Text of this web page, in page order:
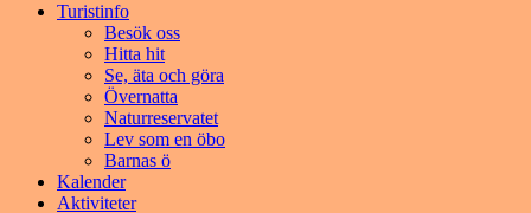
Turistinfo
Besök oss
Hitta hit
Se, äta och göra
Övernatta
Naturreservatet
Lev som en öbo
Barnas ö
Kalender
Aktiviteter